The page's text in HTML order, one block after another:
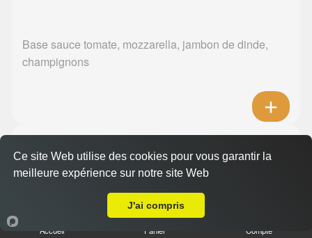
Base sauce tomate, mozzarella, jambon de dinde,
champignons
Dès 11.00 €
Base sauce tomate, mozzarella, merguez, poivrons
Accueil Panier Compte
Ce site Web utilise des cookies pour vous garantir la
meilleure expérience sur notre site Web
J'ai compris